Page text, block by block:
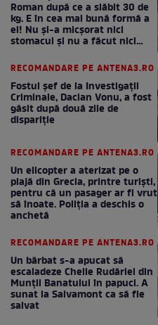
Roman după ce a slăbit 30 de
kg. E în cea mai bună formă a
ei! Nu și-a micșorat nici
stomacul și nu a făcut nici
RECOMANDARE PE ANTENA3.RO
Fostul șef de la Investigații
Criminale, Dacian Vonu, a fost
găsit după două zile de
dispariţie
RECOMANDARE PE ANTENA3.RO
Un elicopter a aterizat pe o
plajă din Grecia, printre turiști,
pentru că un pasager ar fi vrut
să înoate. Poliția a deschis o
anchetă
RECOMANDARE PE ANTENA3.RO
Un bărbat s-a apucat să
escaladeze Cheile Rudăriei din
Munții Banatului în papuci. A
sunat la Salvamont ca să fie
salvat